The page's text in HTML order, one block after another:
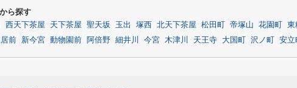
ら探す
西天下茶屋 天下茶屋 聖天坂 玉出 塚西 北天下茶屋 松田町 帝塚山 花園町 東
前 新今宮 動物園前 阿倍野 細井川 今宮 木津川 天王寺 大国町 沢ノ町 安立